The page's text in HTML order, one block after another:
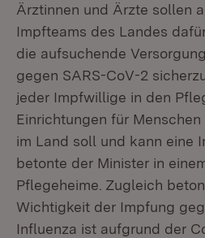
Ärztinnen und Ärzte sollen
Impfteams des Landes
die aufsuchende
gegen SARS-CoV-2
jeder Impfwillige in den
Einrichtungen für
im Land soll und kann eine
betonte der Minister in
Pflegeheime. Zugleich
Wichtigkeit der Impfung
Influenza ist aufgrund der